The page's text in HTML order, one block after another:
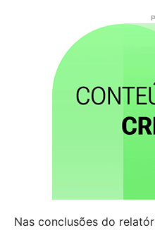
Nas conclusões do